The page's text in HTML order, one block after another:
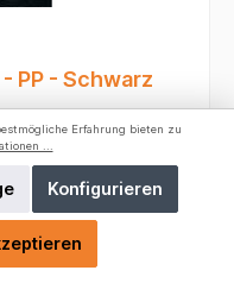
PP - Schwarz
Abnutzung,
Die Herma
hierfür eine
Erfahrung bieten zu
...
Konfigurieren